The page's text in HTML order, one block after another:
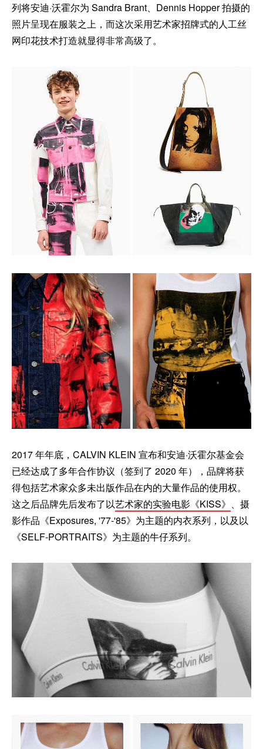
列将安迪·沃霍尔为 Sandra Brant、Dennis Hopper 拍摄的
照片呈现在服装之上，而这次采用艺术家招牌式的人工丝
网印花技术打造就显得非常高级了。
2017 年年底，CALVIN KLEIN 宣布和安迪·沃霍尔基金会
已经达成了多年合作协议（签到了 2020 年），品牌将获
得包括艺术家众多未出版作品在内的大量作品的使用权。
这之后品牌先后发布了以艺术家的实验电影《KISS》 、摄
影作品《Exposures, '77-'85》为主题的内衣系列，以及以
《SELF-PORTRAITS》为主题的牛仔系列。